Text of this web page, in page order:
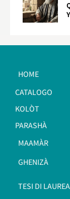
HOME
CATALOGO
KOLÒT
PARASHÀ
MAAMÀR
GHENIZÀ
TESI DI LAUREA